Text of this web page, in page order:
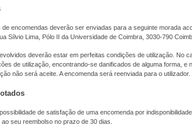
de encomendas deverão ser enviadas para a seguinte morada
Sílvio Lima, Pólo II da Universidade de Coimbra, 3030-790
deverão estar em perfeitas condições de utilização. No
de utilização, encontrando-se danificados de alguma forma, e
não será aceite. A encomenda será reenviada para o utilizador.
de satisfação de uma encomenda por
seu reembolso no prazo de 30 dias.